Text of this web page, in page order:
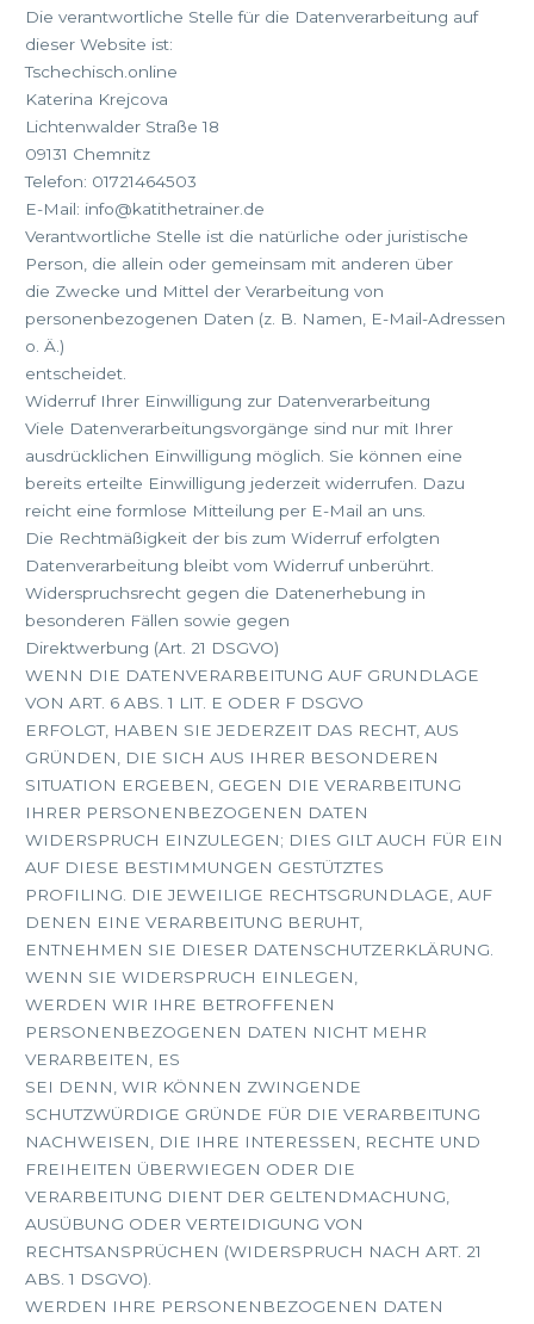
Die verantwortliche Stelle für die Datenverarbeitung auf
dieser Website ist:
Tschechisch.online
Katerina Krejcova
Lichtenwalder Straße 18
09131 Chemnitz
Telefon: 01721464503
E-Mail: info@katithetrainer.de
Verantwortliche Stelle ist die natürliche oder juristische
Person, die allein oder gemeinsam mit anderen über
die Zwecke und Mittel der Verarbeitung von
personenbezogenen Daten (z. B. Namen, E-Mail-Adressen
o. Ä.)
entscheidet.
Widerruf Ihrer Einwilligung zur Datenverarbeitung
Viele Datenverarbeitungsvorgänge sind nur mit Ihrer
ausdrücklichen Einwilligung möglich. Sie können eine
bereits erteilte Einwilligung jederzeit widerrufen. Dazu
reicht eine formlose Mitteilung per E-Mail an uns.
Die Rechtmäßigkeit der bis zum Widerruf erfolgten
Datenverarbeitung bleibt vom Widerruf unberührt.
Widerspruchsrecht gegen die Datenerhebung in
besonderen Fällen sowie gegen
Direktwerbung (Art. 21 DSGVO)
WENN DIE DATENVERARBEITUNG AUF GRUNDLAGE
VON ART. 6 ABS. 1 LIT. E ODER F DSGVO
ERFOLGT, HABEN SIE JEDERZEIT DAS RECHT, AUS
GRÜNDEN, DIE SICH AUS IHRER BESONDEREN
SITUATION ERGEBEN, GEGEN DIE VERARBEITUNG
IHRER PERSONENBEZOGENEN DATEN
WIDERSPRUCH EINZULEGEN; DIES GILT AUCH FÜR EIN
AUF DIESE BESTIMMUNGEN GESTÜTZTES
PROFILING. DIE JEWEILIGE RECHTSGRUNDLAGE, AUF
DENEN EINE VERARBEITUNG BERUHT,
ENTNEHMEN SIE DIESER DATENSCHUTZERKLÄRUNG.
WENN SIE WIDERSPRUCH EINLEGEN,
WERDEN WIR IHRE BETROFFENEN
PERSONENBEZOGENEN DATEN NICHT MEHR
VERARBEITEN, ES
SEI DENN, WIR KÖNNEN ZWINGENDE
SCHUTZWÜRDIGE GRÜNDE FÜR DIE VERARBEITUNG
NACHWEISEN, DIE IHRE INTERESSEN, RECHTE UND
FREIHEITEN ÜBERWIEGEN ODER DIE
VERARBEITUNG DIENT DER GELTENDMACHUNG,
AUSÜBUNG ODER VERTEIDIGUNG VON
RECHTSANSPRÜCHEN (WIDERSPRUCH NACH ART. 21
ABS. 1 DSGVO).
WERDEN IHRE PERSONENBEZOGENEN DATEN